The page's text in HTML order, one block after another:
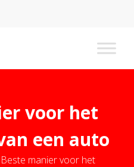
voor het
een auto
Beste manier voor het